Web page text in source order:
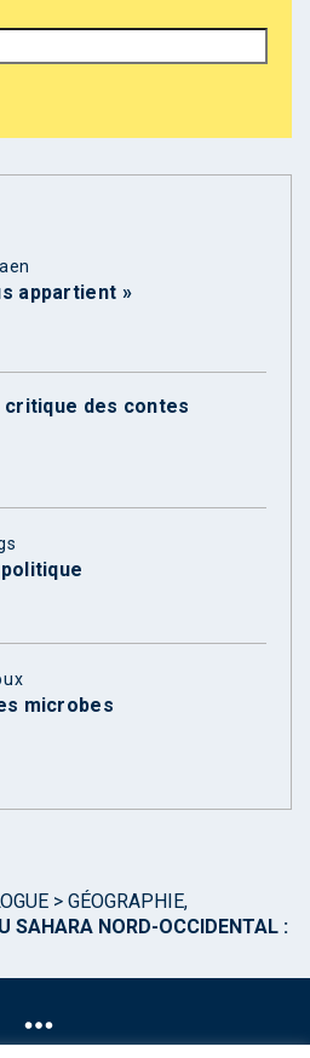
appartient »
critique des contes
microbes
> GÉOGRAPHIE,
SAHARA NORD-OCCIDENTAL :